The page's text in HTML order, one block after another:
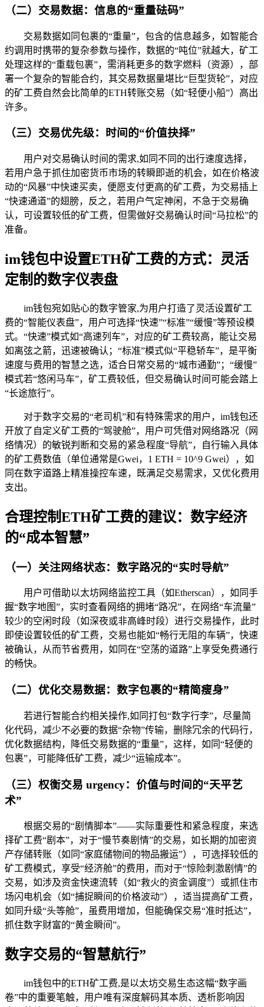
（二）交易数据：信息的“重量砝码”
交易数据如同包裹的“重量”，包含的信息越多，如智能合
约调用时携带的复杂参数与操作，数据的“吨位”就越大，矿工
处理这样的“重载包裹”，需消耗更多的数字燃料（资源），部
署一个复杂的智能合约，其交易数据量堪比“巨型货轮”，对应
的矿工费自然会比简单的ETH转账交易（如“轻便小船”）高出
许多。
（三）交易优先级：时间的“价值抉择”
用户对交易确认时间的需求,如同不同的出行速度选择，
若用户急于抓住加密货币市场的转瞬即逝的机会，如在价格波
动的“风暴”中快速买卖，便愿支付更高的矿工费，为交易插上
“快速通道”的翅膀，反之，若用户气定神闲，不急于交易确
认，可设置较低的矿工费，但需做好交易确认时间“马拉松”的
准备。
im钱包中设置ETH矿工费的方式：灵活
定制的数字仪表盘
im钱包宛如贴心的数字管家,为用户打造了灵活设置矿工
费的“智能仪表盘”，用户可选择“快速”“标准”“缓慢”等预设模
式。“快速”模式如“高速列车”，对应的矿工费较高，能让交易
如离弦之箭，迅速被确认；“标准”模式似“平稳轿车”，是平衡
速度与费用的智慧之选，适合日常交易的“城市通勤”；“缓慢”
模式若“悠闲马车”，矿工费较低，但交易确认时间可能会踏上
“长途旅行”。
对于数字交易的“老司机”和有特殊需求的用户，im钱包还
开放了自定义矿工费的“驾驶舱”，用户可凭借对网络路况（网
络情况）的敏锐判断和交易的紧急程度“导航”，自行输入具体
的矿工费数值（单位通常是Gwei，1 ETH = 10^9 Gwei），如
同在数字道路上精准操控车速，既满足交易需求，又优化费用
支出。
合理控制ETH矿工费的建议：数字经济
的“成本智慧”
（一）关注网络状态：数字路况的“实时导航”
用户可借助以太坊网络监控工具（如Etherscan），如同手
握“数字地图”，实时查看网络的拥堵“路况”，在网络“车流量”
较少的空闲时段（如深夜或非高峰时段）进行交易操作，此时
即使设置较低的矿工费，交易也能如“畅行无阻的车辆”，快速
被确认，从而节省费用，如同在“空荡的道路”上享受免费通行
的畅快。
（二）优化交易数据：数字包裹的“精简瘦身”
若进行智能合约相关操作,如同打包“数字行李”，尽量简
化代码，减少不必要的数据“杂物”传输，删除冗余的代码行，
优化数据结构，降低交易数据的“重量”，这样，如同“轻便的
包裹”，可能降低矿工费，减少“运输成本”。
（三）权衡交易 urgency：价值与时间的“天平艺
术”
根据交易的“剧情脚本”——实际重要性和紧急程度，来选
择矿工费“剧本”，对于“慢节奏剧情”的交易，如长期的加密资
产存储转账（如同“家庭储物间的物品搬运”），可选择较低的
矿工费模式，享受“经济舱”的费用，而对于“惊险刺激剧情”的
交易，如涉及资金快速流转（如“救火的资金调度”）或抓住市
场闪电机会（如“捕捉瞬间的价格波动”），适当提高矿工费，
如同升级“头等舱”，虽费用增加，但能确保交易“准时抵达”，
抓住数字财富的“黄金瞬间”。
数字交易的“智慧航行”
im钱包中的ETH矿工费,是以太坊交易生态这幅“数字画
卷”中的重要笔触，用户唯有深度解码其本质、透析影响因